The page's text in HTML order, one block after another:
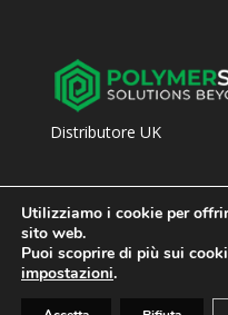
Distributore UK
Utilizziamo i cookie per
sito web.
Puoi scoprire di più sui
impostazioni.